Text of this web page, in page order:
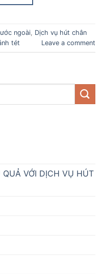
ngoài Dịch vụ hút chân
tét Leave a comment
VỚI DỊCH VỤ HÚT